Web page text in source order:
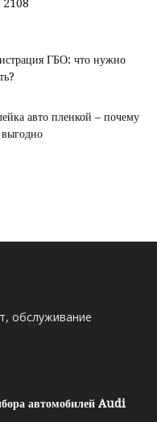
2108
ГБО: что нужно
авто пленкой – почему
выгодно
обслуживание
автомобилей Audi